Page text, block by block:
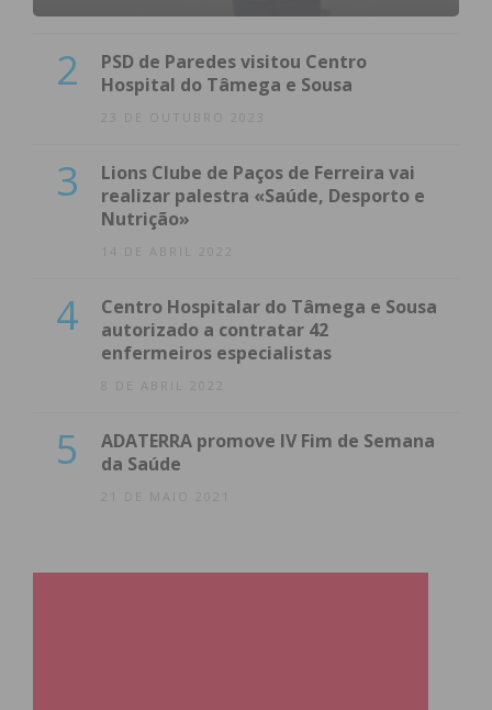
2
PSD de Paredes visitou Centro
Hospital do Tâmega e Sousa
23 DE OUTUBRO 2023
3
Lions Clube de Paços de Ferreira vai
realizar palestra «Saúde, Desporto e
Nutrição»
14 DE ABRIL 2022
4
Centro Hospitalar do Tâmega e Sousa
autorizado a contratar 42
enfermeiros especialistas
8 DE ABRIL 2022
5
ADATERRA promove IV Fim de Semana
da Saúde
21 DE MAIO 2021